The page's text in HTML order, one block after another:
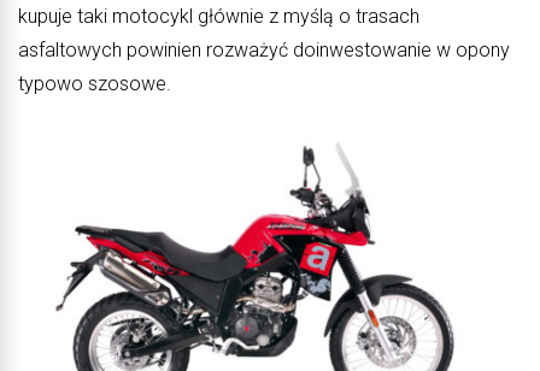
kupuje taki motocykl głównie z myślą o trasach
asfaltowych powinien rozważyć doinwestowanie w opony
typowo szosowe.